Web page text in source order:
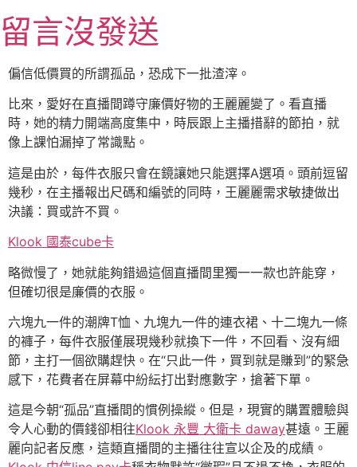
至
主
要
容
留言沒發送
偏信低價買的所謂孤品，恐成下一批渣滓。
比來，愛好在直播間蹲守廉價好物的王麗麗變了。看直播
時，她的精力開端高度集中，時辰跟上主播措辭的節拍，就
像上課怕漏掉了常識點。
這是由於，每件衣服只會在鏡讓她只能選擇A選項。頭前逗留
幾秒，在主播報出尺碼和編號的同時，王麗麗需求敏捷做出
決議：買或許不買。
Klook 國泰cube卡
略微慢了，她就能夠錯過這個直播間里獨一一款也許能穿，
但確切很是廉價的衣服。
六塊九一件的潮牌T恤、九塊九一件的連衣裙、十二塊九一條
的褲子，每件衣服僅展現幾秒就換下一件，不回看、沒有細
節，主打一個欲購趕快。在“只此一件，買到就是賺到”的緊急
感下，花費者在屏幕中紛紜打出對應數字，搶著下單。
這是今朝“孤品”直播間的慣例操縱。但是，現實的購置體驗與
令人心動的價錢卻相往Klook 永豐 大衛卡 daway甚遠。王麗
麗向記者反應，這類直播間的主播往往宣以企及的成績。